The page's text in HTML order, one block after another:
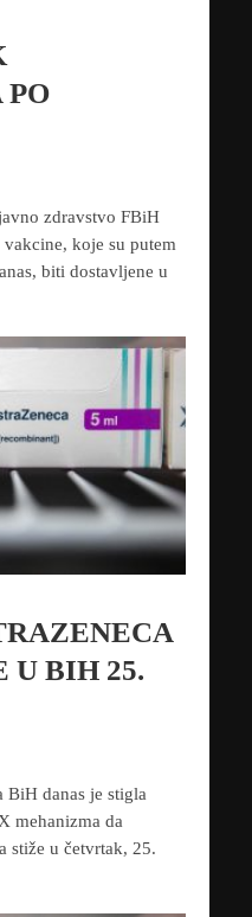
zdravstvo FBiH
koje su putem
biti dostavljene u
U BIH 25.
danas je stigla
mehanizma da
stiže u četvrtak, 25.